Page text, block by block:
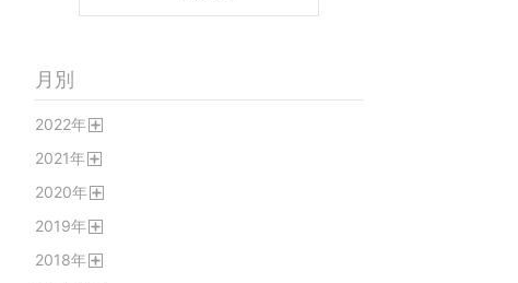
月別
2022年
2021年
2020年
2019年
2018年